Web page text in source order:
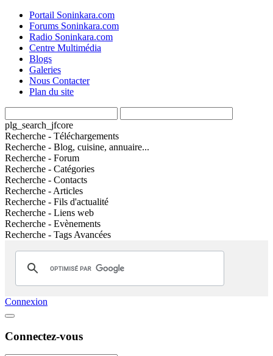
Portail Soninkara.com
Forums Soninkara.com
Radio Soninkara.com
Centre Multimédia
Blogs
Galeries
Nous Contacter
Plan du site
plg_search_jfcore
Recherche - Téléchargements
Recherche - Blog, cuisine, annuaire...
Recherche - Forum
Recherche - Catégories
Recherche - Contacts
Recherche - Articles
Recherche - Fils d'actualité
Recherche - Liens web
Recherche - Evènements
Recherche - Tags Avancées
Connexion
Connectez-vous